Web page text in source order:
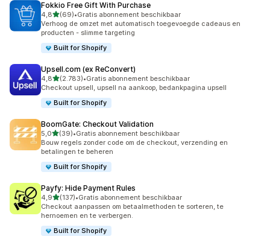
Fokkio Free Gift With Purchase
4,8van 5 sterren
(69)
69 recensies in totaal
•Gratis abonnement beschikbaar
Verhoog de omzet met automatisch toegevoegde cadeaus en
producten - slimme targeting
Built for Shopify
Upsell.com (ex ReConvert)
4,8van 5 sterren
(2.783)
2783 recensies in totaal
•Gratis abonnement beschikbaar
Checkout upsell, upsell na aankoop, bedankpagina upsell
Built for Shopify
BoomGate: Checkout Validation
5,0van 5 sterren
(39)
39 recensies in totaal
•Gratis abonnement beschikbaar
Bouw regels zonder code om de checkout, verzending en
betalingen te beheren
Built for Shopify
Payfy: Hide Payment Rules
4,9van 5 sterren
(137)
137 recensies in totaal
•Gratis abonnement beschikbaar
Checkout aanpassen om betaalmethoden te sorteren, te
hernoemen en te verbergen.
Built for Shopify